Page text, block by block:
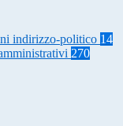
indirizzo-politico 14
270